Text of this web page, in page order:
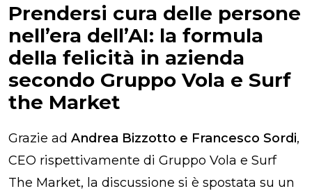
Prendersi cura delle persone
nell’era dell’AI: la formula
della felicità in azienda
secondo Gruppo Vola e Surf
the Market
Grazie ad Andrea Bizzotto e Francesco Sordi,
CEO rispettivamente di Gruppo Vola e Surf
The Market, la discussione si è spostata su un